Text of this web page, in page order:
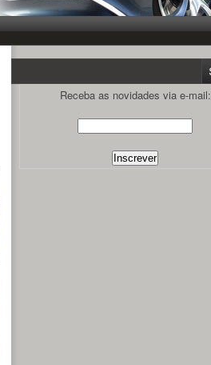
Receba as novidades via e-mail: